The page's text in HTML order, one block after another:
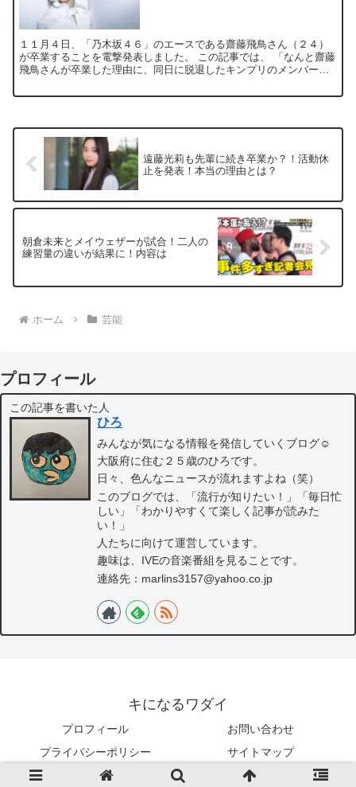
１１月４日、「乃木坂４６」のエースである齋藤飛鳥さん（２４）
が卒業することを電撃発表しました。 この記事では、 「なんと齋藤
飛鳥さんが卒業した理由に、同日に脱退したキンプリのメンバーが
遠藤光莉も先輩に続き卒業か？！活動休
止を発表！本当の理由とは？
朝倉未来とメイウェザーが試合！二人の
練習量の違いが結果に！内容は
ホーム 芸能
プロフィール
この記事を書いた人
ひろ
みんなが気になる情報を発信していくブログ☺
大阪府に住む２５歳のひろです。
日々、色んなニュースが流れますよね（笑）
このブログでは、「流行が知りたい！」「毎日忙
しい」「わかりやすくて楽しく記事が読みた
い！」
人たちに向けて運営しています。
趣味は、IVEの音楽番組を見ることです。
連絡先：marlins3157@yahoo.co.jp
キになるワダイ
プロフィール
お問い合わせ
プライバシーポリシー
サイトマップ
© 2022 キになるワダイ.